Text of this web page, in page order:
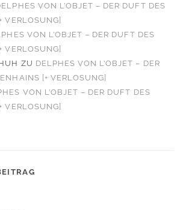
VON L’OBJET – DER DUFT DES
VERLOSUNG]
VON L’OBJET – DER DUFT DES
VERLOSUNG]
ZU DELPHES VON L’OBJET – DER
[+ VERLOSUNG]
VON L’OBJET – DER DUFT DES
VERLOSUNG]